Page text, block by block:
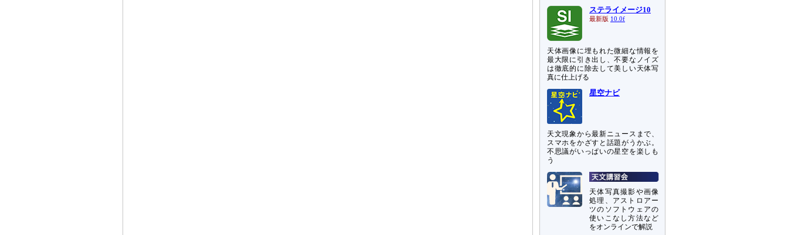
ステライメージ10
最新版 10.0f
天体画像に埋もれた微細な情報を
最大限に引き出し、不要なノイズ
は徹底的に除去して美しい天体写
真に仕上げる
星空ナビ
天文現象から最新ニュースまで、
スマホをかざすと話題がうかぶ。
不思議がいっぱいの星空を楽しも
う
天体写真撮影や画像
処理、アストロアー
ツのソフトウェアの
使いこなし方法など
をオンラインで解説